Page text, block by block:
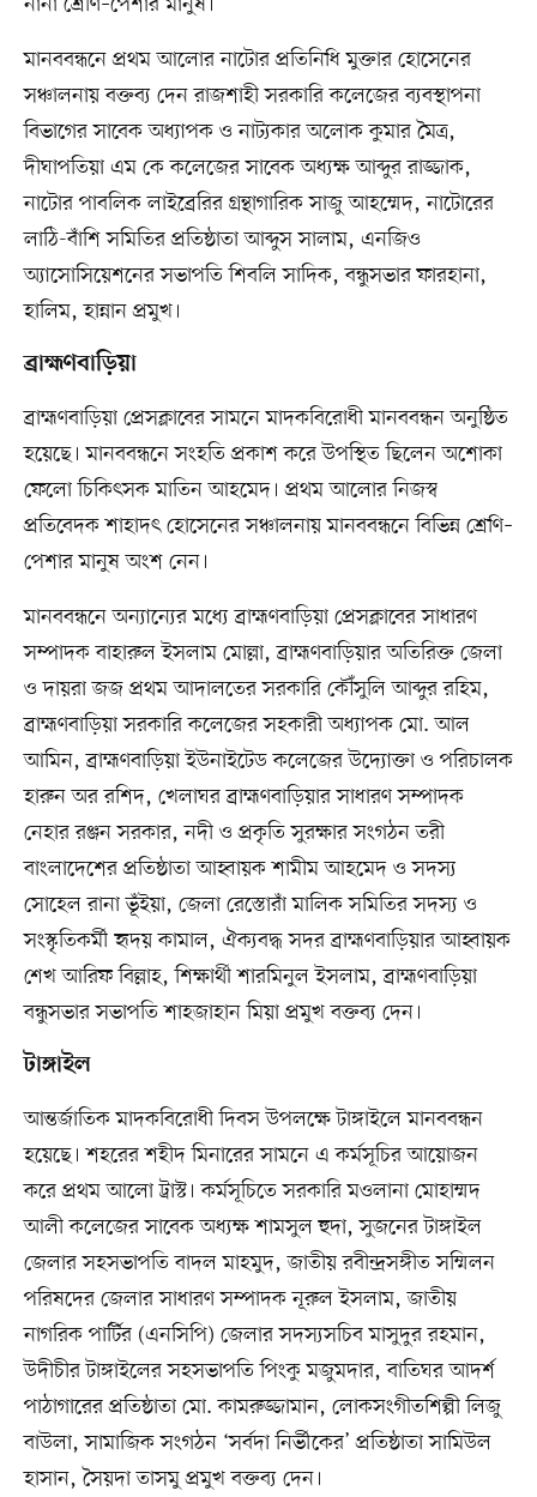
মানববন্ধনে প্রথম আলোর নাটোর প্রতিনিধি মুক্তার হোসেনের
সঞ্চালনায় বক্তব্য দেন রাজশাহী সরকারি কলেজের ব্যবস্থাপনা
বিভাগের সাবেক অধ্যাপক ও নাট্যকার অলোক কুমার মৈত্র,
দীঘাপতিয়া এম কে কলেজের সাবেক অধ্যক্ষ আব্দুর রাজ্জাক,
নাটোর পাবলিক লাইব্রেরির গ্রন্থাগারিক সাজু আহম্মেদ, নাটোরের
লাঠি-বাঁশি সমিতির প্রতিষ্ঠাতা আব্দুস সালাম, এনজিও
অ্যাসোসিয়েশনের সভাপতি শিবলি সাদিক, বন্ধুসভার ফারহানা,
হালিম, হান্নান প্রমুখ।
ব্রাহ্মণবাড়িয়া
ব্রাহ্মণবাড়িয়া প্রেসক্লাবের সামনে মাদকবিরোধী মানববন্ধন অনুষ্ঠিত
হয়েছে। মানববন্ধনে সংহতি প্রকাশ করে উপস্থিত ছিলেন অশোকা
ফেলো চিকিৎসক মাতিন আহমেদ। প্রথম আলোর নিজস্ব
প্রতিবেদক শাহাদৎ হোসেনের সঞ্চালনায় মানববন্ধনে বিভিন্ন শ্রেণি–
পেশার মানুষ অংশ নেন।
মানববন্ধনে অন্যান্যের মধ্যে ব্রাহ্মণবাড়িয়া প্রেসক্লাবের সাধারণ
সম্পাদক বাহারুল ইসলাম মোল্লা, ব্রাহ্মণবাড়িয়ার অতিরিক্ত জেলা
ও দায়রা জজ প্রথম আদালতের সরকারি কৌঁসুলি আব্দুর রহিম,
ব্রাহ্মণবাড়িয়া সরকারি কলেজের সহকারী অধ্যাপক মো. আল
আমিন, ব্রাহ্মণবাড়িয়া ইউনাইটেড কলেজের উদ্যোক্তা ও পরিচালক
হারুন অর রশিদ, খেলাঘর ব্রাহ্মণবাড়িয়ার সাধারণ সম্পাদক
নেহার রঞ্জন সরকার, নদী ও প্রকৃতি সুরক্ষার সংগঠন তরী
বাংলাদেশের প্রতিষ্ঠাতা আহ্বায়ক শামীম আহমেদ ও সদস্য
সোহেল রানা ভূঁইয়া, জেলা রেস্তোরাঁ মালিক সমিতির সদস্য ও
সংস্কৃতিকর্মী হৃদয় কামাল, ঐক্যবদ্ধ সদর ব্রাহ্মণবাড়িয়ার আহ্বায়ক
শেখ আরিফ বিল্লাহ, শিক্ষার্থী শারমিনুল ইসলাম, ব্রাহ্মণবাড়িয়া
বন্ধুসভার সভাপতি শাহজাহান মিয়া প্রমুখ বক্তব্য দেন।
টাঙ্গাইল
আন্তর্জাতিক মাদকবিরোধী দিবস উপলক্ষে টাঙ্গাইলে মানববন্ধন
হয়েছে। শহরের শহীদ মিনারের সামনে এ কর্মসূচির আয়োজন
করে প্রথম আলো ট্রাস্ট। কর্মসূচিতে সরকারি মওলানা মোহাম্মদ
আলী কলেজের সাবেক অধ্যক্ষ শামসুল হুদা, সুজনের টাঙ্গাইল
জেলার সহসভাপতি বাদল মাহমুদ, জাতীয় রবীন্দ্রসঙ্গীত সম্মিলন
পরিষদের জেলার সাধারণ সম্পাদক নূরুল ইসলাম, জাতীয়
নাগরিক পার্টির (এনসিপি) জেলার সদস্যসচিব মাসুদুর রহমান,
উদীচীর টাঙ্গাইলের সহসভাপতি পিংকু মজুমদার, বাতিঘর আদর্শ
পাঠাগারের প্রতিষ্ঠাতা মো. কামরুজ্জামান, লোকসংগীতশিল্পী লিজু
বাউলা, সামাজিক সংগঠন ‘সর্বদা নির্ভীকের’ প্রতিষ্ঠাতা সামিউল
হাসান, সৈয়দা তাসমু প্রমুখ বক্তব্য দেন।